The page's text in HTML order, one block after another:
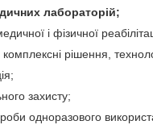
лабораторій;
і фізичної
комплексні рішення,
захисту;
одноразового